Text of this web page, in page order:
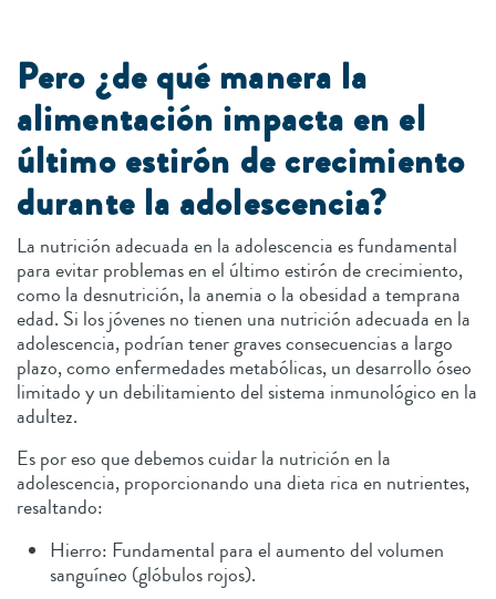
Pero ¿de qué manera la
alimentación impacta en el
último estirón de crecimiento
durante la adolescencia?
La nutrición adecuada en la adolescencia es fundamental
para evitar problemas en el último estirón de crecimiento,
como la desnutrición, la anemia o la obesidad a temprana
edad. Si los jóvenes no tienen una nutrición adecuada en la
adolescencia, podrían tener graves consecuencias a largo
plazo, como enfermedades metabólicas, un desarrollo óseo
limitado y un debilitamiento del sistema inmunológico en la
adultez.
Es por eso que debemos cuidar la nutrición en la
adolescencia, proporcionando una dieta rica en nutrientes,
resaltando:
Hierro: Fundamental para el aumento del volumen
sanguíneo (glóbulos rojos).